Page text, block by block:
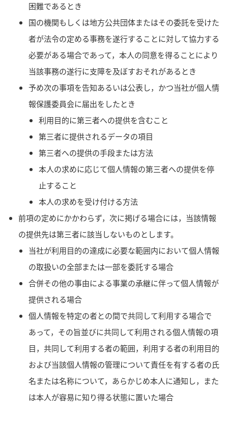
困難であるとき
国の機関もしくは地方公共団体またはその委託を受けた
者が法令の定める事務を遂行することに対して協力する
必要がある場合であって，本人の同意を得ることにより
当該事務の遂行に支障を及ぼすおそれがあるとき
予め次の事項を告知あるいは公表し，かつ当社が個人情
報保護委員会に届出をしたとき
利用目的に第三者への提供を含むこと
第三者に提供されるデータの項目
第三者への提供の手段または方法
本人の求めに応じて個人情報の第三者への提供を停
止すること
本人の求めを受け付ける方法
前項の定めにかかわらず，次に掲げる場合には，当該情報
の提供先は第三者に該当しないものとします。
当社が利用目的の達成に必要な範囲内において個人情報
の取扱いの全部または一部を委託する場合
合併その他の事由による事業の承継に伴って個人情報が
提供される場合
個人情報を特定の者との間で共同して利用する場合で
あって，その旨並びに共同して利用される個人情報の項
目，共同して利用する者の範囲，利用する者の利用目的
および当該個人情報の管理について責任を有する者の氏
名または名称について，あらかじめ本人に通知し，また
は本人が容易に知り得る状態に置いた場合